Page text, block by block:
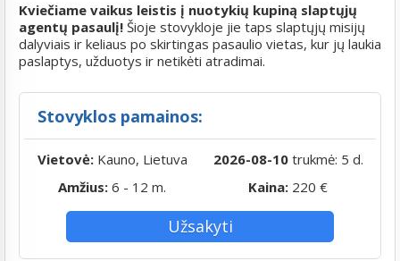
Kviečiame vaikus leistis į nuotykių kupiną slaptųjų
agentų pasaulį! Šioje stovykloje jie taps slaptųjų misijų
dalyviais ir keliaus po skirtingas pasaulio vietas, kur jų laukia
paslaptys, užduotys ir netikėti atradimai.
Stovyklos pamainos:
Vietovė: Kauno, Lietuva 2026-08-10 trukmė: 5 d.
Amžius: 6 - 12 m. Kaina: 220 €
Užsakyti